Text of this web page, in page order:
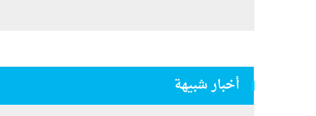
أخبار شبيهة